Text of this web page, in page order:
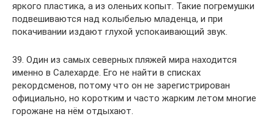
яркого пластика, а из оленьих копыт. Такие погремушки
подвешиваются над колыбелью младенца, и при
покачивании издают глухой успокаивающий звук.
39. Один из самых северных пляжей мира находится
именно в Салехарде. Его не найти в списках
рекордсменов, потому что он не зарегистрирован
официально, но коротким и часто жарким летом многие
горожане на нём отдыхают.